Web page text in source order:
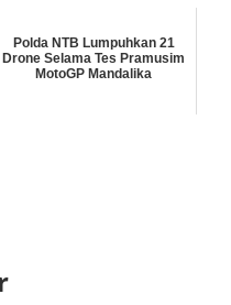
Polda NTB Lumpuhkan 21
Drone Selama Tes Pramusim
MotoGP Mandalika